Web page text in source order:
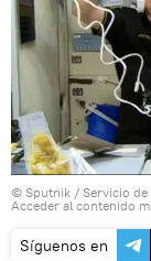
© Sputnik / Servicio de
Acceder al contenido
Síguenos en